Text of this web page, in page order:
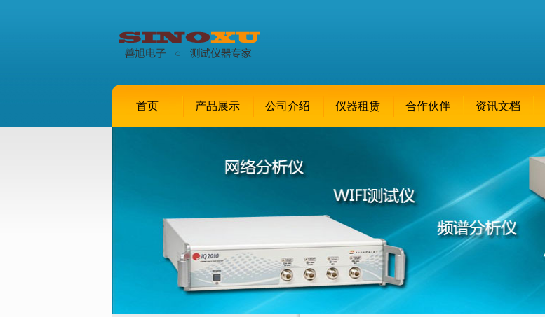
首页 产品展示 公司介绍 仪器租赁 合作伙伴 资讯文档